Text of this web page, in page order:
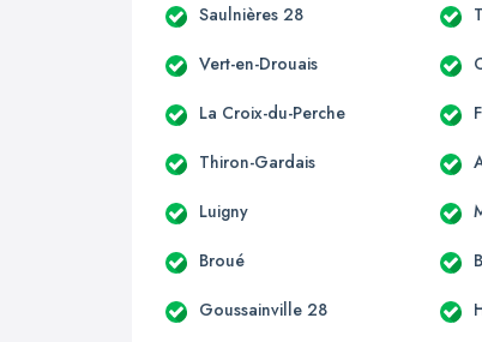
Saulnières 28
Vert-en-Drouais
La Croix-du-Perche
Thiron-Gardais
Luigny
Broué
Goussainville 28